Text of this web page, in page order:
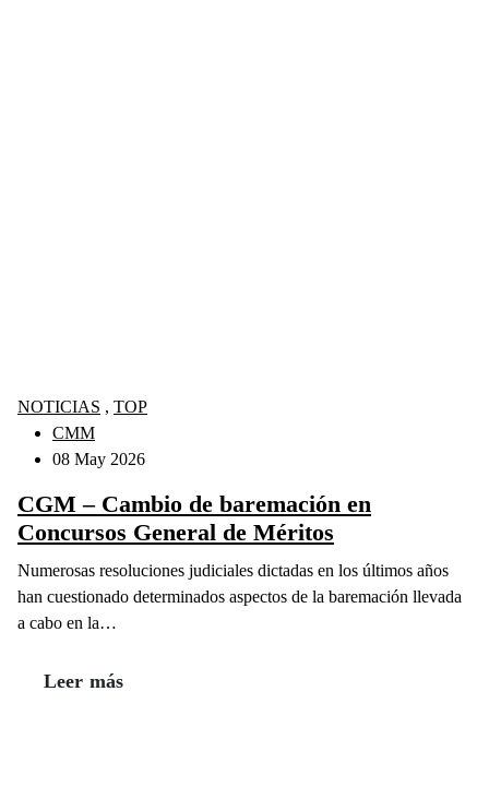
NOTICIAS , TOP
CMM
08 May 2026
CGM – Cambio de baremación en
Concursos General de Méritos
Numerosas resoluciones judiciales dictadas en los últimos años
han cuestionado determinados aspectos de la baremación llevada
a cabo en la…
Leer más